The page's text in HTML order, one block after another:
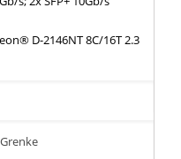
D-2146NT 8C/16T 2.3